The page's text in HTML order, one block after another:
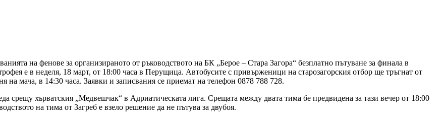
на фенове за организираното от ръководството на БК „Берое – Стара Загора“ безплатно пътуване за финала в
е в неделя, 18 март, от 18:00 часа в Перущица. Автобусите с привърженици на старозагорския отбор ще тръгнат от
на мача, в 14:30 часа. Заявки и записвания се приемат на телефон 0878 788 728.
срещу хърватския „Медвешчак“ в Адриатическата лига. Срещата между двата тима бе предвидена за тази вечер от 18:00
на тима от Загреб е взело решение да не пътува за двубоя.